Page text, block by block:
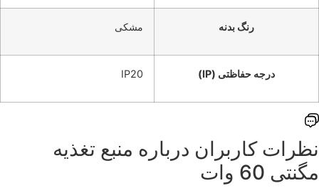
رنگ بدنه مشکی
درجه حفاظتی (IP) IP20
نظرات کاربران درباره ‌منبع تغذیه
مگنتی 60 وات